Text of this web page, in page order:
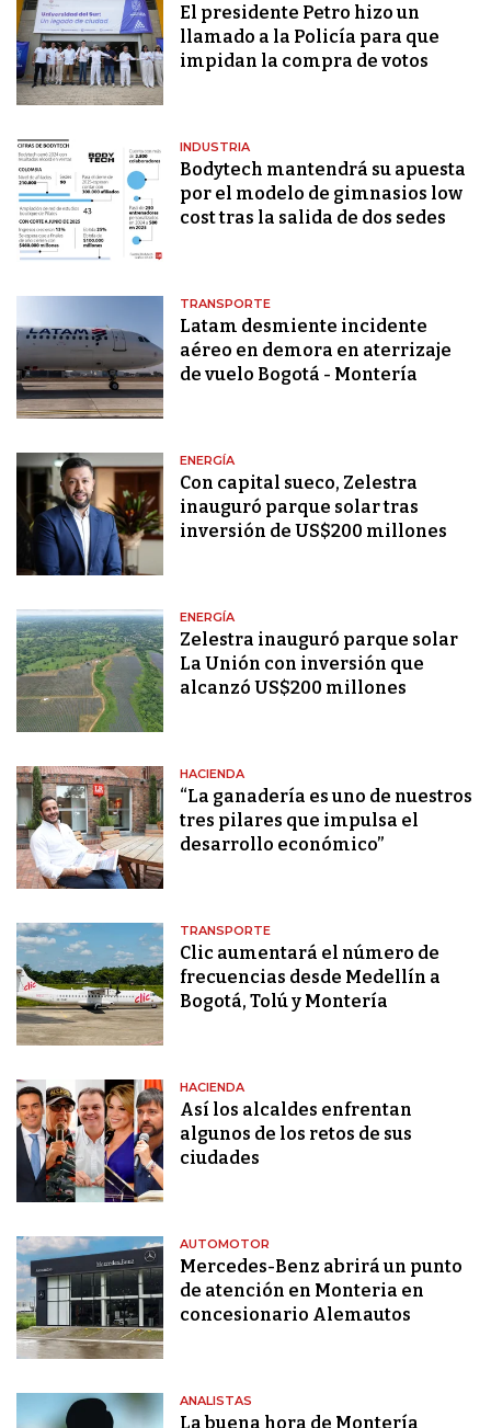
El presidente Petro hizo un
llamado a la Policía para que
impidan la compra de votos
INDUSTRIA
Bodytech mantendrá su apuesta
por el modelo de gimnasios low
cost tras la salida de dos sedes
TRANSPORTE
Latam desmiente incidente
aéreo en demora en aterrizaje
de vuelo Bogotá - Montería
ENERGÍA
Con capital sueco, Zelestra
inauguró parque solar tras
inversión de US$200 millones
ENERGÍA
Zelestra inauguró parque solar
La Unión con inversión que
alcanzó US$200 millones
HACIENDA
“La ganadería es uno de nuestros
tres pilares que impulsa el
desarrollo económico”
TRANSPORTE
Clic aumentará el número de
frecuencias desde Medellín a
Bogotá, Tolú y Montería
HACIENDA
Así los alcaldes enfrentan
algunos de los retos de sus
ciudades
AUTOMOTOR
Mercedes-Benz abrirá un punto
de atención en Monteria en
concesionario Alemautos
ANALISTAS
La buena hora de Montería